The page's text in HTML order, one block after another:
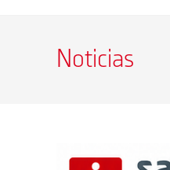
Noticias